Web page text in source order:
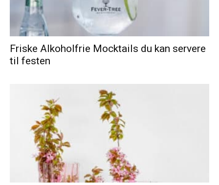
Friske Alkoholfrie Mocktails du kan servere
til festen